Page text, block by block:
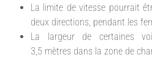
La limite de vitesse pourrait
deux directions, pendant les
La largeur de certaines
3,5 mètres dans la zone de